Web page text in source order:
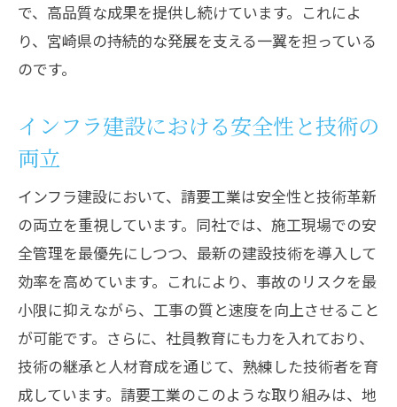
で、高品質な成果を提供し続けています。これによ
り、宮崎県の持続的な発展を支える一翼を担っている
のです。
インフラ建設における安全性と技術の
両立
インフラ建設において、請要工業は安全性と技術革新
の両立を重視しています。同社では、施工現場での安
全管理を最優先にしつつ、最新の建設技術を導入して
効率を高めています。これにより、事故のリスクを最
小限に抑えながら、工事の質と速度を向上させること
が可能です。さらに、社員教育にも力を入れており、
技術の継承と人材育成を通じて、熟練した技術者を育
成しています。請要工業のこのような取り組みは、地